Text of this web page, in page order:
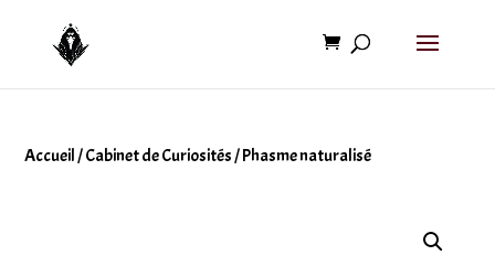
Accueil/Cabinet de Curiosités/ Phasme naturalisé